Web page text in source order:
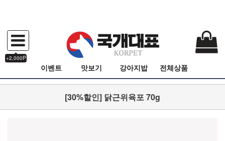
+2,000P
이벤트 맛보기 강아지밥 전체상품
[30%할인] 닭근위육포 70g